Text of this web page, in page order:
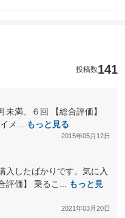
投稿数141
未満、６回 【総合評価】
メ...
もっと見る
2015年05月12日
入したばかりです。気に入
評価】 乗るこ...
もっと見
2021年03月20日